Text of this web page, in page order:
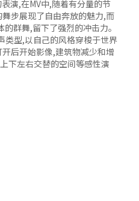
演,在MV中,随着有分量的节
步展现了自由奔放的魅力,而
群舞,留下了强烈的冲击力。
类型,以自己的风格穿梭于世界
后开始影像,建筑物减少和增
下左右交替的空间等感性演